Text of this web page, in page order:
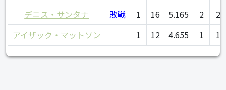
デニス・サンタナ
敗戦 1 16 5.165 2
2
アイザック・マットソン
1 12 4.655 1 1